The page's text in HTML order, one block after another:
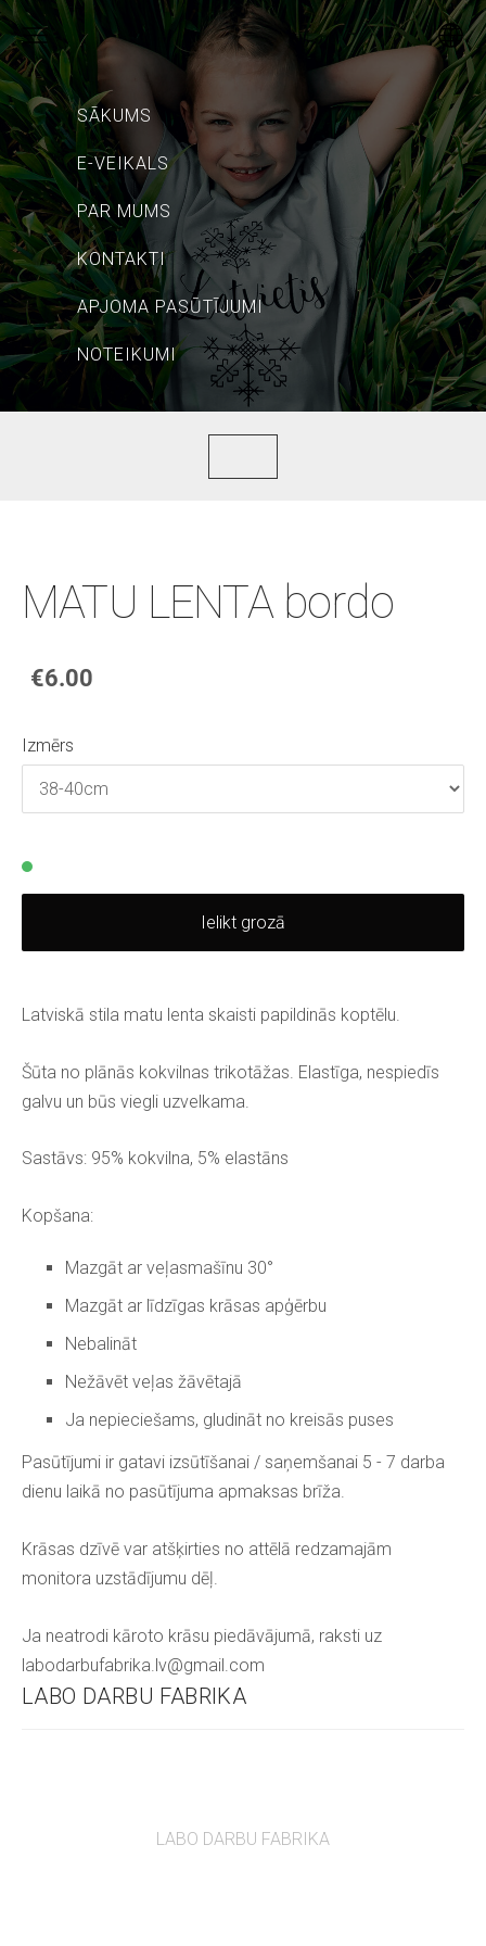
SĀKUMS
E-VEIKALS
PAR MUMS
KONTAKTI
APJOMA PASŪTĪJUMI
NOTEIKUMI
LABO DARBU FABRIKA
MATU LENTA bordo
€6.00
Izmērs
Ielikt grozā
Latviskā stila matu lenta skaisti papildinās koptēlu.
Šūta no plānās kokvilnas trikotāžas. Elastīga, nespiedīs
galvu un būs viegli uzvelkama.
Sastāvs: 95% kokvilna, 5% elastāns
Kopšana:
Mazgāt ar veļasmašīnu 30°
Mazgāt ar līdzīgas krāsas apģērbu
Nebalināt
Nežāvēt veļas žāvētajā
Ja nepieciešams, gludināt no kreisās puses
Pasūtījumi ir gatavi izsūtīšanai / saņemšanai 5 - 7 darba
dienu laikā no pasūtījuma apmaksas brīža.
Krāsas dzīvē var atšķirties no attēlā redzamajām
monitora uzstādījumu dēļ.
Ja neatrodi kāroto krāsu piedāvājumā, raksti uz
labodarbufabrika.lv@gmail.com
LABO DARBU FABRIKA